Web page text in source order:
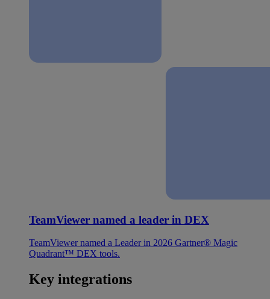
TeamViewer named a leader in DEX
TeamViewer named a Leader in 2026 Gartner® Magic
Quadrant™ DEX tools.
Key integrations